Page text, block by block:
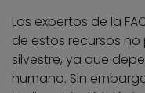
Los expertos de la
de estos recursos
silvestre, ya que
humano. Sin